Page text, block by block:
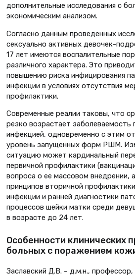
дополнительные исследования с
экономическим анализом.
Согласно данным проведенных
сексуально активных девочек-
17 лет имеются воспалительные
различного характера. Это
повышению риска инфицирования
инфекции в условиях отсутствия
профилактики.
Современные реалии таковы, что
резко возрастает заболеваемость
инфекцией, одновременно с этим
уровень запущенных форм РШМ.
ситуацию может кардинальный
первичной профилактики
вопроса о ее массовом внедрении,
принципов вторичной
инфекции и ранней диагностики
процессов шейки матки среди
в возрасте до 24 лет.
Особенности клинических
больных с поражением
Заславский Д.В. – д.м.н., профессор,